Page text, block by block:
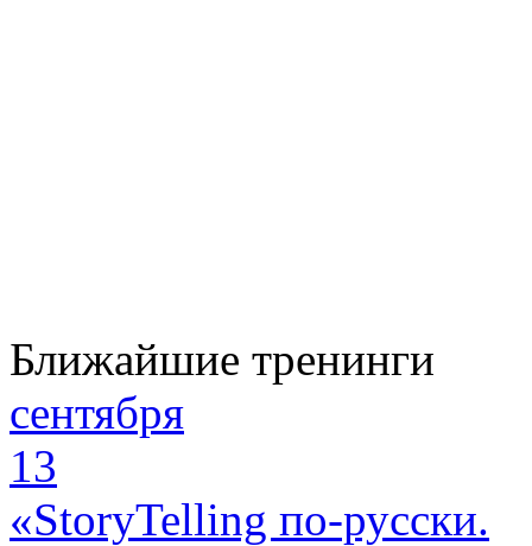
Ближайшие тренинги
сентября
13
«StoryTelling по-русски.